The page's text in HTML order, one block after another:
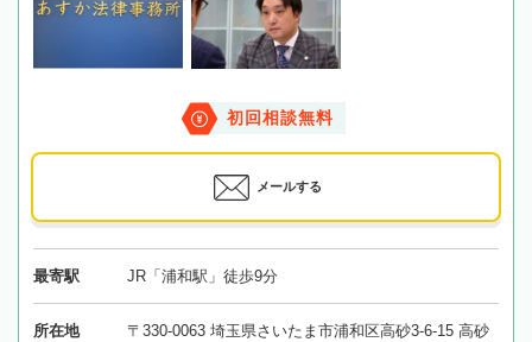
初回相談無料
メールする
最寄駅 JR「浦和駅」徒歩9分
所在地
〒330-0063 埼玉県さいたま市浦和区高砂3-6-15 高砂